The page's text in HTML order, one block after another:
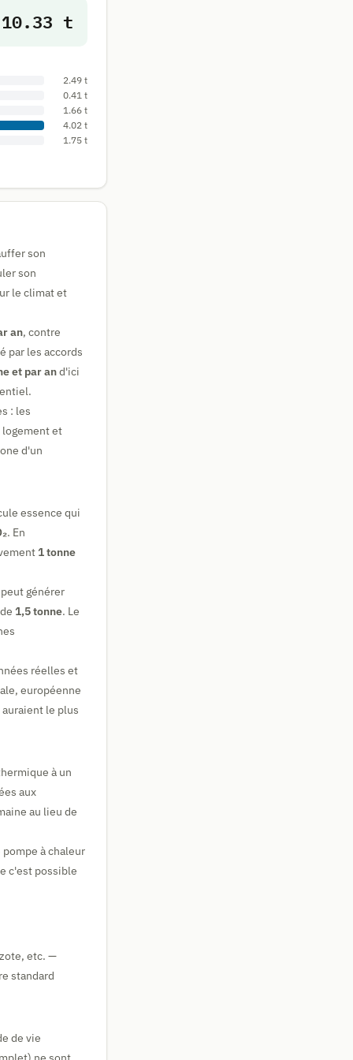
10.33 t
2.49 t
0.41 t
1.66 t
4.02 t
1.75 t
son
son
le climat et
an, contre
par les accords
et par and'ici
: les
et
d'un
essence qui
. En
1 tonne
générer
1,5 tonne. Le
réelles et
européenne
le plus
à un
aux
au lieu de
à chaleur
c'est possible
etc. —
standard
de vie